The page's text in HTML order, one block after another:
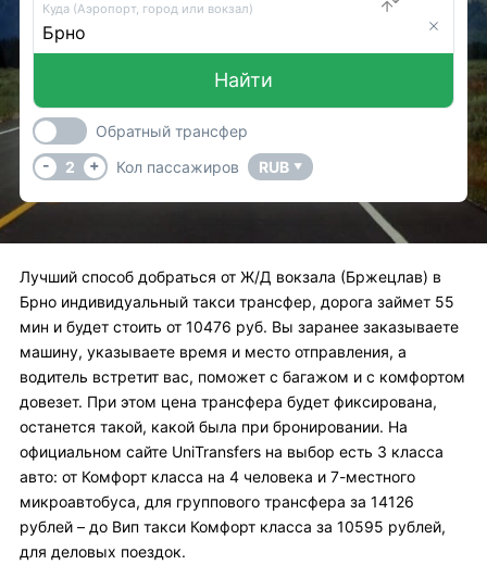
Куда (Аэропорт, город или вокзал)
Найти
Обратный трансфер
-
2 + Кол пассажиров RUB ▼
Лучший способ добраться от Ж/Д вокзала (Бржецлав) в
Брно индивидуальный такси трансфер, дорога займет 55
мин и будет стоить от 10476 руб. Вы заранее заказываете
машину, указываете время и место отправления, а
водитель встретит вас, поможет с багажом и с комфортом
довезет. При этом цена трансфера будет фиксирована,
останется такой, какой была при бронировании. На
официальном сайте UniTransfers на выбор есть 3 класса
авто: от Комфорт класса на 4 человека и 7-местного
микроавтобуса, для группового трансфера за 14126
рублей – до Вип такси Комфорт класса за 10595 рублей,
для деловых поездок.